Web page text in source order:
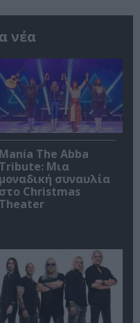
νέα
Mania The Abba
Tribute: Μια
μοναδική συναυλία
στο Christmas
Theater